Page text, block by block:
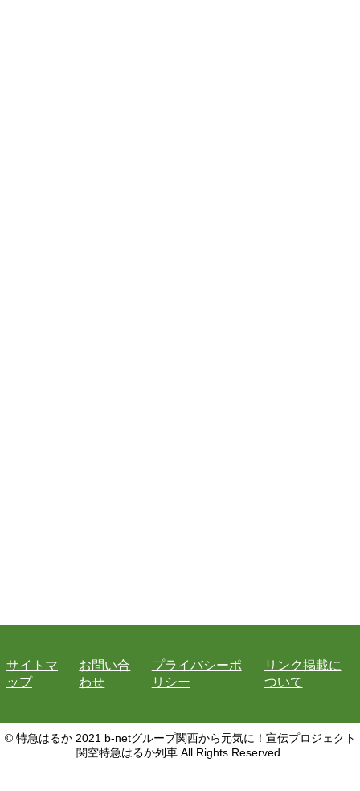
サイトマ
ップ
お問い合
わせ
プライバシーポ
リシー
リンク掲載に
ついて
© 特急はるか 2021 b-netグループ関西から元気に！宣伝プロジェクト
関空特急はるか列車 All Rights Reserved.